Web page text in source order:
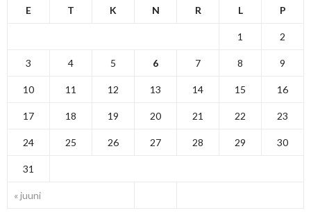
E T K N R L P
« juuni
1 2
3 4 5 6 7 8 9
10 11 12 13 14 15 16
17 18 19 20 21 22 23
24 25 26 27 28 29 30
31